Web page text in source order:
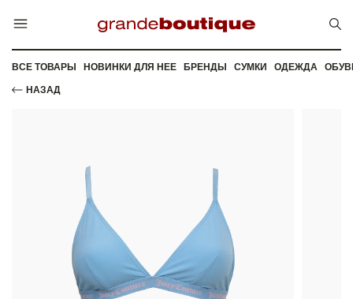
ВСЕ ТОВАРЫ НОВИНКИ ДЛЯ НЕЕ БРЕНДЫ СУМКИ ОДЕЖДА
НАЗАД